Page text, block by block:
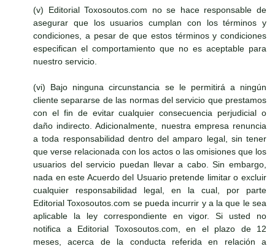
(v) Editorial Toxosoutos.com no se hace responsable de
asegurar que los usuarios cumplan con los términos y
condiciones, a pesar de que estos términos y condiciones
especifican el comportamiento que no es aceptable para
nuestro servicio.
(vi) Bajo ninguna circunstancia se le permitirá a ningún
cliente separarse de las normas del servicio que prestamos
con el fin de evitar cualquier consecuencia perjudicial o
daño indirecto. Adicionalmente, nuestra empresa renuncia
a toda responsabilidad dentro del amparo legal, sin tener
que verse relacionada con los actos o las omisiones que los
usuarios del servicio puedan llevar a cabo. Sin embargo,
nada en este Acuerdo del Usuario pretende limitar o excluir
cualquier responsabilidad legal, en la cual, por parte
Editorial Toxosoutos.com se pueda incurrir y a la que le sea
aplicable la ley correspondiente en vigor. Si usted no
notifica a Editorial Toxosoutos.com, en el plazo de 12
meses, acerca de la conducta referida en relación a